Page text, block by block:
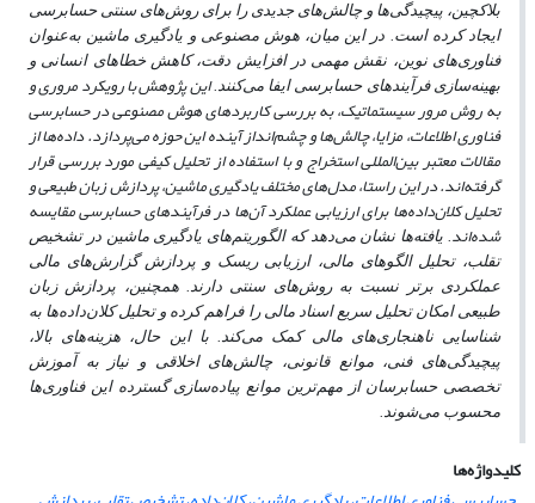
بلاکچین، پیچیدگی‌ها و چالش‌های جدیدی را برای روش‌های سنتی حسابرسی
ایجاد کرده است. در این میان، هوش مصنوعی و یادگیری ماشین به‌عنوان
فناوری‌های نوین، نقش مهمی در افزایش دقت، کاهش خطاهای انسانی و
بهینه‌سازی فرآیندهای حسابرسی ایفا می‌کنند. این پژوهش با رویکرد مروری و
به روش مرور سیستماتیک، به بررسی کاربردهای هوش مصنوعی در حسابرسی
فناوری اطلاعات، مزایا، چالش‌ها و چشم‌انداز آینده این حوزه می‌پردازد. داده‌ها از
مقالات معتبر بین‌المللی استخراج و با استفاده از تحلیل کیفی مورد بررسی قرار
گرفته‌اند. در این راستا، مدل‌های مختلف یادگیری ماشین، پردازش زبان طبیعی و
تحلیل کلان‌داده‌ها برای ارزیابی عملکرد آن‌ها در فرآیندهای حسابرسی مقایسه
شده‌اند. یافته‌ها نشان می‌دهد که الگوریتم‌های یادگیری ماشین در تشخیص
تقلب، تحلیل الگوهای مالی، ارزیابی ریسک و پردازش گزارش‌های مالی
عملکردی برتر نسبت به روش‌های سنتی دارند. همچنین، پردازش زبان
طبیعی امکان تحلیل سریع اسناد مالی را فراهم کرده و تحلیل کلان‌داده‌ها به
شناسایی ناهنجاری‌های مالی کمک می‌کند. با این حال، هزینه‌های بالا،
پیچیدگی‌های فنی، موانع قانونی، چالش‌های اخلاقی و نیاز به آموزش
تخصصی حسابرسان از مهم‌ترین موانع پیاده‌سازی گسترده این فناوری‌ها
محسوب می‌شوند.
کلیدواژه‌ها